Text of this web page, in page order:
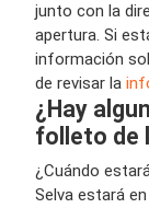
junto con la
apertura. Si
información
de revisar la
¿Hay
folleto de
¿Cuándo
Selva estará